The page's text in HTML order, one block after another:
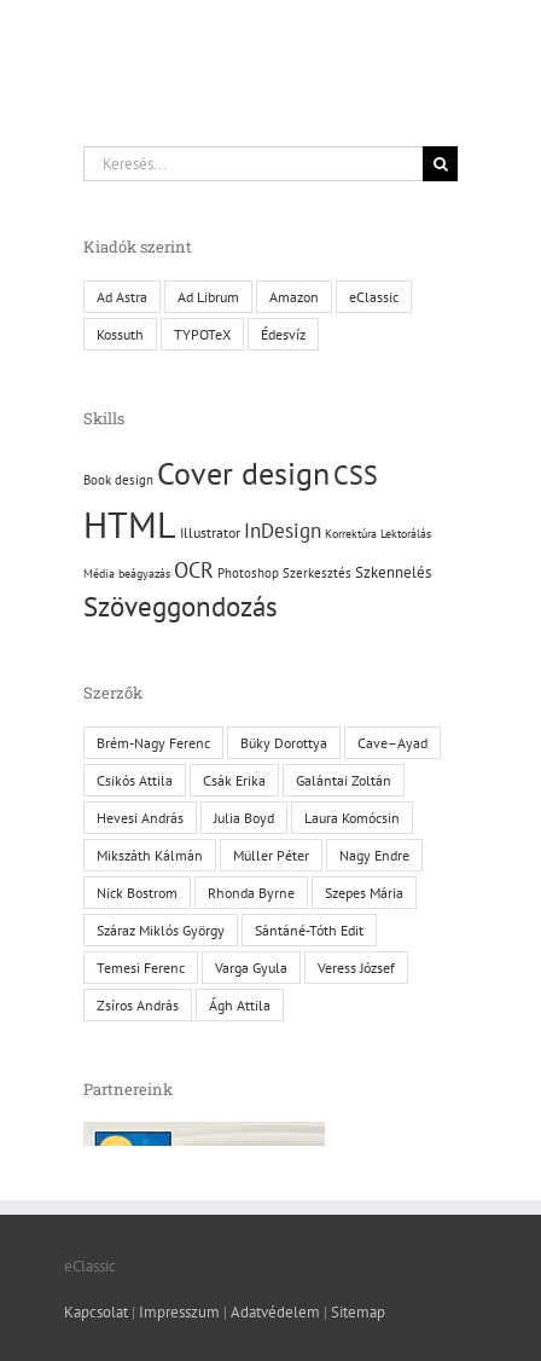
Keresés...
Kiadók szerint
Ad Astra Ad Librum Amazon eClassic
Kossuth TYPOTeX Édesvíz
Skills
Book design Cover designCSS
HTML Illustrator InDesign Korrektúra Lektorálás
Média beágyazás OCR Photoshop Szerkesztés Szkennelés
Szöveggondozás
Szerzők
Brém-Nagy Ferenc Büky Dorottya Cave–Ayad
Csikós Attila Csák Erika Galántai Zoltán
Hevesi András Julia Boyd Laura Komócsin
Mikszáth Kálmán Müller Péter Nagy Endre
Nick Bostrom Rhonda Byrne Szepes Mária
Száraz Miklós György Sántáné-Tóth Edit
Temesi Ferenc Varga Gyula Veress József
Zsíros András Ágh Attila
Partnereink
eClassic
Kapcsolat| Impresszum | Adatvédelem | Sitemap